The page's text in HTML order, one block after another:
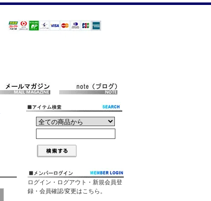
ログイン・ログアウト・新規会員登
録・会員確認/変更はこちら。